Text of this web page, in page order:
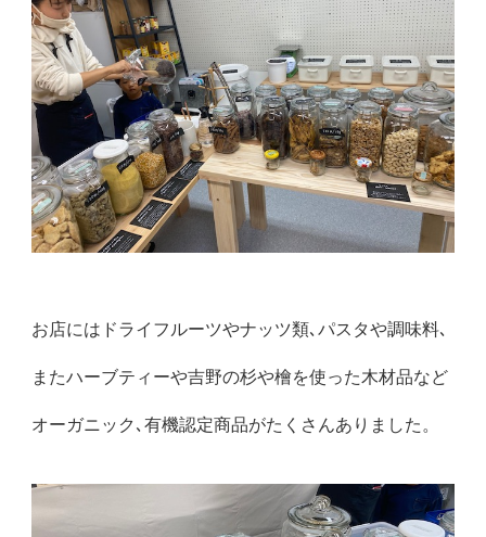
お店にはドライフルーツやナッツ類､パスタや調味料､
またハーブティーや吉野の杉や檜を使った木材品など
オーガニック､有機認定商品がたくさんありました。